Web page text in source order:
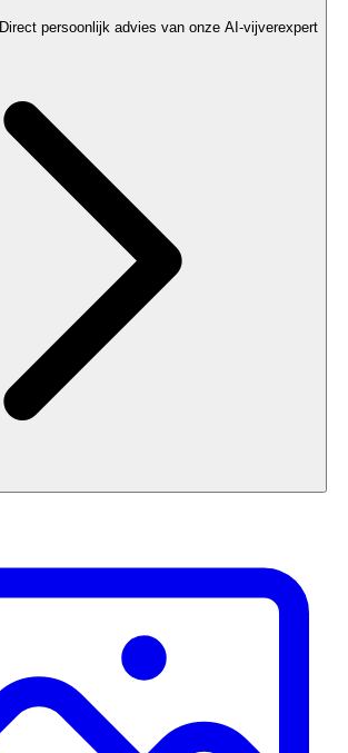
Direct persoonlijk advies van onze AI-vijverexpert